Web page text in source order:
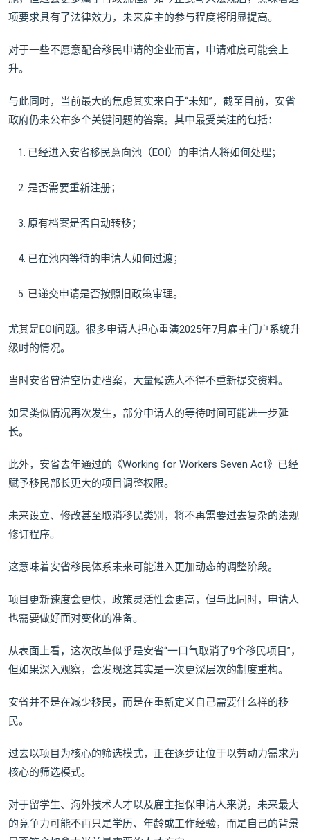
项要求具有了法律效力，未来雇主的参与程度将明显提高。
对于一些不愿意配合移民申请的企业而言，申请难度可能会上
升。
与此同时，当前最大的焦虑其实来自于“未知”，截至目前，安省
政府仍未公布多个关键问题的答案。其中最受关注的包括：
已经进入安省移民意向池（EOI）的申请人将如何处理；
是否需要重新注册；
原有档案是否自动转移；
已在池内等待的申请人如何过渡；
已递交申请是否按照旧政策审理。
尤其是EOI问题。很多申请人担心重演2025年7月雇主门户系统升
级时的情况。
当时安省曾清空历史档案，大量候选人不得不重新提交资料。
如果类似情况再次发生，部分申请人的等待时间可能进一步延
长。
此外，安省去年通过的《Working for Workers Seven Act》已经
赋予移民部长更大的项目调整权限。
未来设立、修改甚至取消移民类别，将不再需要过去复杂的法规
修订程序。
这意味着安省移民体系未来可能进入更加动态的调整阶段。
项目更新速度会更快，政策灵活性会更高，但与此同时，申请人
也需要做好面对变化的准备。
从表面上看，这次改革似乎是安省“一口气取消了9个移民项目”，
但如果深入观察，会发现这其实是一次更深层次的制度重构。
安省并不是在减少移民，而是在重新定义自己需要什么样的移
民。
过去以项目为核心的筛选模式，正在逐步让位于以劳动力需求为
核心的筛选模式。
对于留学生、海外技术人才以及雇主担保申请人来说，未来最大
的竞争力可能不再只是学历、年龄或工作经验，而是自己的背景